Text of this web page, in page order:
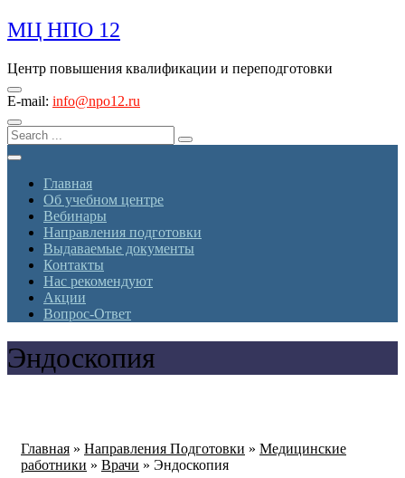
Skip
to
МЦ НПО 12
Центр повышения квалификации и переподготовки
E-mail: info@npo12.ru
Главная
Об учебном центре
Вебинары
Направления подготовки
Выдаваемые документы
Контакты
Нас рекомендуют
Акции
Вопрос-Ответ
Эндоскопия
Главная » Направления Подготовки » Медицинские
работники » Врачи » Эндоскопия